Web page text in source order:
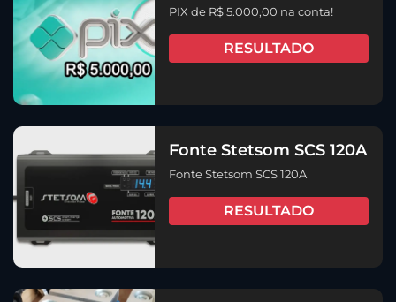
PIX de R$ 5.000,00 na conta!
RESULTADO
Fonte Stetsom SCS 120A
Fonte Stetsom SCS 120A
RESULTADO